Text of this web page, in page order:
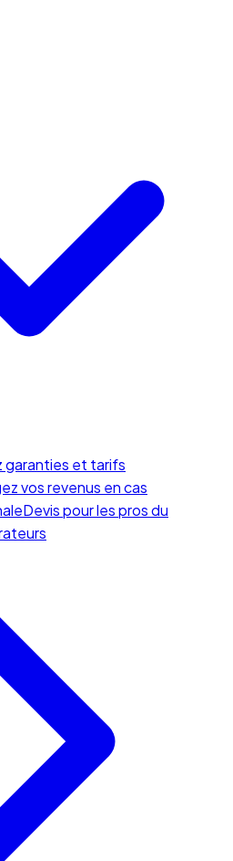
garanties et tarifs
vos revenus en cas
Devis pour les pros du